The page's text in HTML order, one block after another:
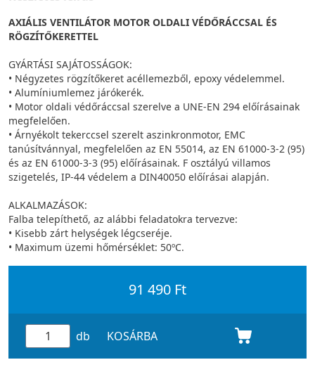
AXIÁLIS VENTILÁTOR MOTOR OLDALI VÉDŐRÁCCSAL ÉS
RÖGZÍTŐKERETTEL
GYÁRTÁSI SAJÁTOSSÁGOK:
• Négyzetes rögzítőkeret acéllemezből, epoxy védelemmel.
• Alumíniumlemez járókerék.
• Motor oldali védőráccsal szerelve a UNE-EN 294 előírásainak
megfelelően.
• Árnyékolt tekerccsel szerelt aszinkronmotor, EMC
tanúsítvánnyal, megfelelően az EN 55014, az EN 61000-3-2 (95)
és az EN 61000-3-3 (95) előírásainak. F osztályú villamos
szigetelés, IP-44 védelem a DIN40050 előírásai alapján.
ALKALMAZÁSOK:
Falba telepíthető, az alábbi feladatokra tervezve:
• Kisebb zárt helységek légcseréje.
• Maximum üzemi hőmérséklet: 50ºC.
91 490 Ft
db KOSÁRBA